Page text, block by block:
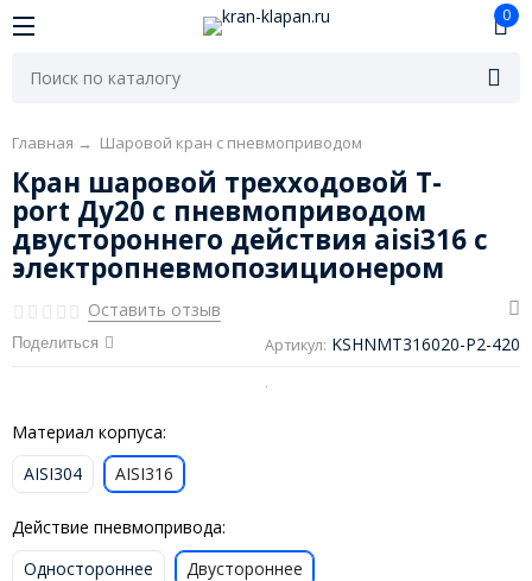
0
Главная → Шаровой кран с пневмоприводом
Кран шаровой трехходовой T-
port Ду20 с пневмоприводом
двустороннего действия aisi316 с
электропневмопозиционером
Оставить отзыв
Поделиться Артикул: KSHNMT316020-P2-420
Материал корпуса:
AISI304
AISI316
Действие пневмопривода:
Одностороннее
Двустороннее